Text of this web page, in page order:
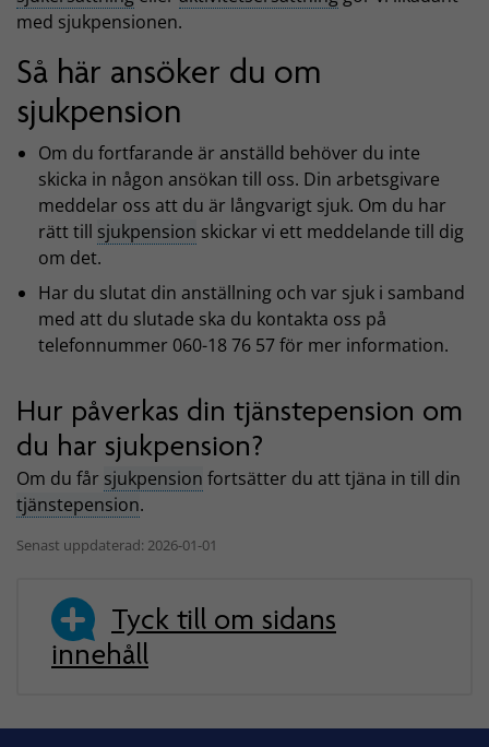
med sjukpensionen.
Så här ansöker du om
sjukpension
Om du fortfarande är anställd behöver du inte
skicka in någon ansökan till oss. Din arbetsgivare
meddelar oss att du är långvarigt sjuk. Om du har
rätt till sjukpension skickar vi ett meddelande till dig
om det.
Har du slutat din anställning och var sjuk i samband
med att du slutade ska du kontakta oss på
telefonnummer 060-18 76 57 för mer information.
Hur påverkas din tjänstepension om
du har sjukpension?
Om du får sjukpension fortsätter du att tjäna in till din
tjänstepension.
Senast uppdaterad: 2026-01-01
Tyck till om sidans
innehåll